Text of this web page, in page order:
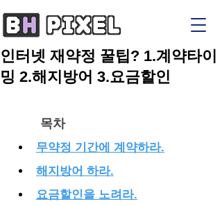
인터넷 재약정 꿀팁? 1.계약타이
밍 2.해지방어 3.요금할인
목차
무약정 기간에 계약하라.
해지방어 하라.
요금할인을 노려라.